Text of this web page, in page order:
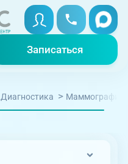
Записаться
Записаться
Диагностика > Маммография